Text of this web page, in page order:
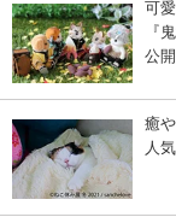
可
『
公開
癒
人